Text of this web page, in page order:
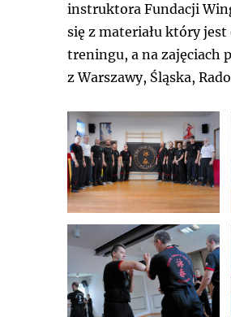
instruktora Fundacji
się z materiału który
treningu, a na zajęciach
z Warszawy, Śląska,